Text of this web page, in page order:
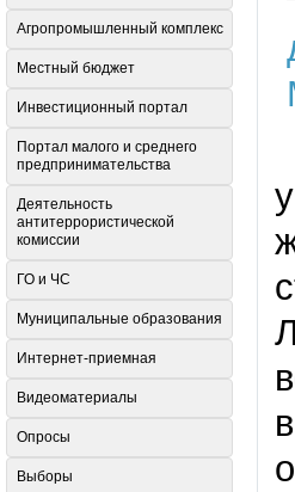
Агропромышленный комплекс
Местный бюджет
Инвестиционный портал
Портал малого и среднего
предпринимательства
Деятельность
антитеррористической
комиссии
ГО и ЧС
Муниципальные образования
Интернет-приемная
Видеоматериалы
Опросы
Выборы